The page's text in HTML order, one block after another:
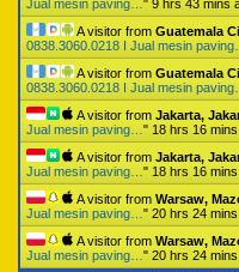
Jual mesin paving… " 9 hrs 43 mins
A visitor from Guatemala
0838.3060.0218 I Jual mesin paving…
A visitor from Guatemala
0838.3060.0218 I Jual mesin paving…
A visitor from Jakarta,
Jual mesin paving… " 18 hrs 16
A visitor from Jakarta,
Jual mesin paving… " 18 hrs 16
A visitor from Warsaw,
Jual mesin paving… " 20 hrs 24
A visitor from Warsaw,
Jual mesin paving… " 20 hrs 24